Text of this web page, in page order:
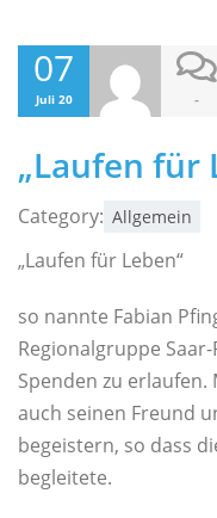
07
Juli 20 -
„Laufen für
Category: Allgemein
„Laufen für Leben“
so nannte Fabian
Regionalgruppe
Spenden zu
auch seinen Freund
begeistern, so dass
begleitete.